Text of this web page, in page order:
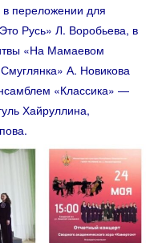
переложении для
Русь» Л. Воробьева, в
«На Мамаевом
А. Новикова
«Классика» —
Хайруллина,